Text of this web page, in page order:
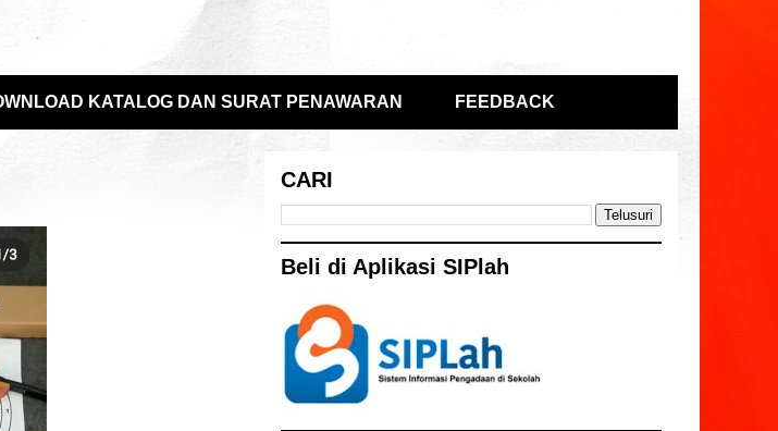
KATALOG DAN SURAT PENAWARAN FEEDBACK
CARI
Beli di Aplikasi SIPlah